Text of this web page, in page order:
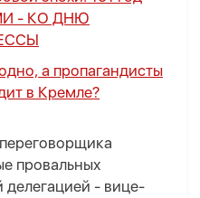
- КО ДНЮ
а пропагандисты
в Кремле?
провальных
делегацией - вице-